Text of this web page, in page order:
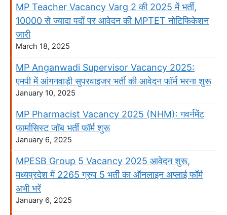
MP Teacher Vacancy Varg 2 की 2025 में भर्ती,
10000 से ज्यादा पदों पर आवेदन की MPTET नोटिफिकेशन
जारी
March 18, 2025
MP Anganwadi Supervisor Vacancy 2025:
एमपी में आंगनवाड़ी सुपरवाइजर भर्ती की आवेदन फॉर्म भरना शुरू
January 10, 2025
MP Pharmacist Vacancy 2025 (NHM): गवर्नमेंट
फार्मासिस्ट जॉब भर्ती फॉर्म शुरू
January 6, 2025
MPESB Group 5 Vacancy 2025 आवेदन शुरू,
मध्यप्रदेश में 2265 ग्रुप 5 भर्ती का ऑनलाइन अप्लाई फॉर्म
अभी भरें
January 6, 2025